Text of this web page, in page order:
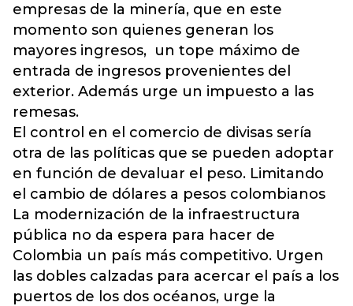
empresas de la minería, que en este
momento son quienes generan los
mayores ingresos, un tope máximo de
entrada de ingresos provenientes del
exterior. Además urge un impuesto a las
remesas.
El control en el comercio de divisas sería
otra de las políticas que se pueden adoptar
en función de devaluar el peso. Limitando
el cambio de dólares a pesos colombianos
La modernización de la infraestructura
pública no da espera para hacer de
Colombia un país más competitivo. Urgen
las dobles calzadas para acercar el país a los
puertos de los dos océanos, urge la